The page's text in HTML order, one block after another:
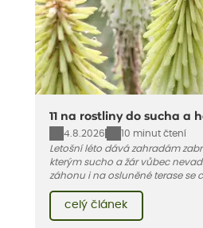
11 na rostliny do sucha a
4.8.2026
10 minut čtení
Letošní léto dává zahradám
kterým sucho a žár vůbec
záhonu i na osluněné terase se
pro vás 11 tipů na odolné druhy,
léto bez pravidelné zálivky.
celý článek